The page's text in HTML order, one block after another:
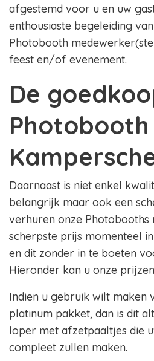
afgestemd voor u en uw
enthousiaste begeleiding
Photobooth
feest en/of evenement.
De
Daarnaast is niet enkel
belangrijk maar ook een
verhuren onze Photobooths
scherpste prijs momenteel
en dit zonder in te boeten
Hieronder kan u onze
Indien u gebruik wilt maken
platinum pakket, dan is dit
loper met afzetpaaltjes die
compleet zullen maken.